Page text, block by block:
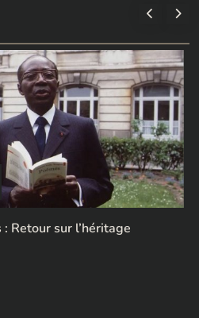
Retour sur l’héritage